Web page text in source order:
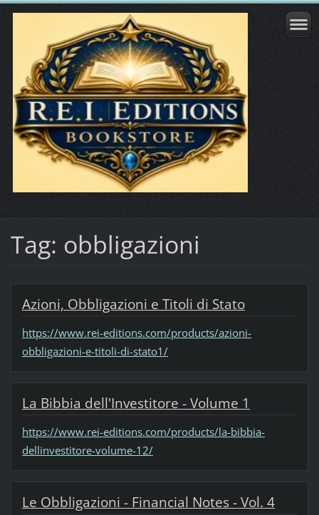
Tag: obbligazioni
Azioni, Obbligazioni e Titoli di Stato
https://www.rei-editions.com/products/azioni-
obbligazioni-e-titoli-di-stato1/
La Bibbia dell'Investitore - Volume 1
https://www.rei-editions.com/products/la-bibbia-
dellinvestitore-volume-12/
Le Obbligazioni - Financial Notes - Vol. 4